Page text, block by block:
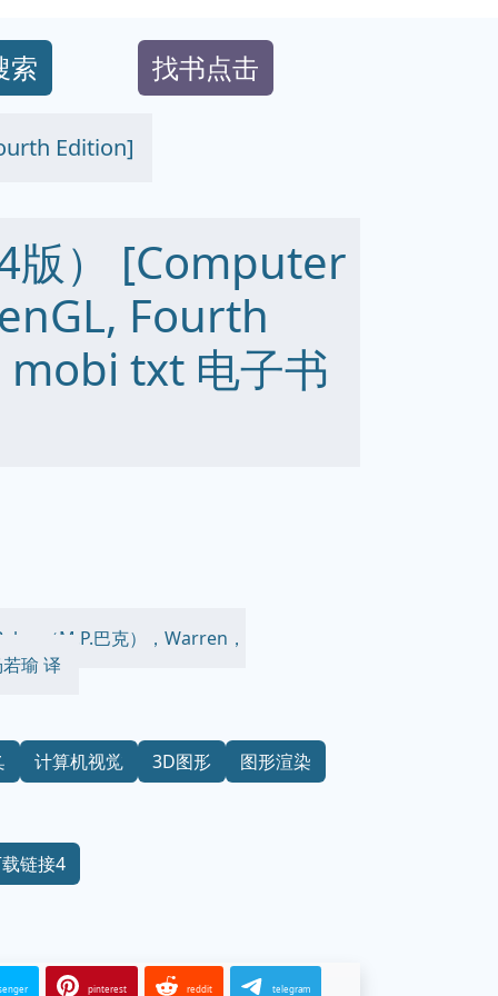
索 找书点击
Edition]
版） [Computer
Fourth
txt 电子书
（M.P.巴克），Warren，
瑜 译
计算机视觉 3D图形 图形渲染
链接4
pinterest reddit telegram